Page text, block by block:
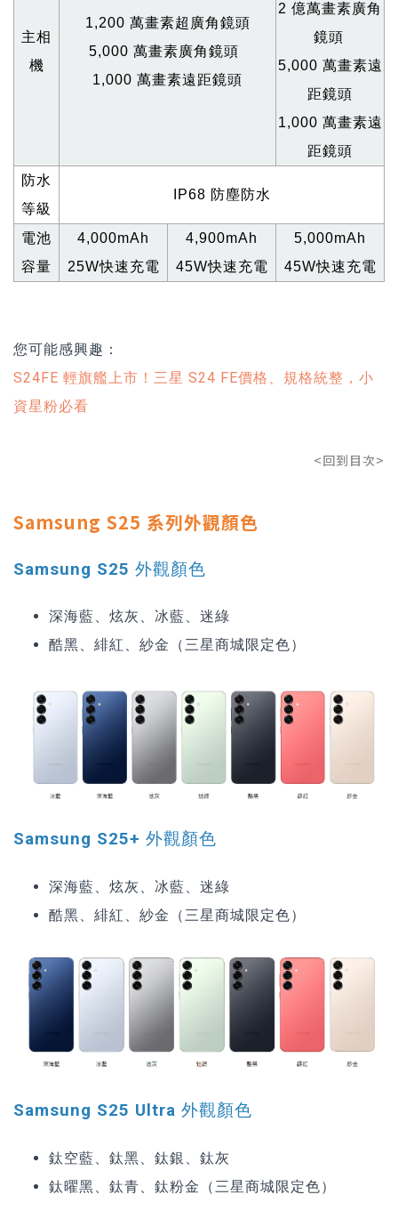
主相
機
1,200 萬畫素超廣角鏡頭
5,000 萬畫素廣角鏡頭
1,000 萬畫素遠距鏡頭
2 億萬畫素廣角
鏡頭
5,000 萬畫素遠
距鏡頭
1,000 萬畫素遠
距鏡頭
防水
等級
IP68 防塵防水
電池
容量
4,000mAh
25W快速充電
4,900mAh
45W快速充電
5,000mAh
45W快速充電
您可能感興趣：
S24FE 輕旗艦上市！三星 S24 FE價格、規格統整，小
資星粉必看
<回到目次>
Samsung S25 系列外觀顏色
Samsung S25 外觀顏色
深海藍、炫灰、冰藍、迷綠
酷黑、緋紅、紗金（三星商城限定色）
Samsung S25+ 外觀顏色
深海藍、炫灰、冰藍、迷綠
酷黑、緋紅、紗金（三星商城限定色）
Samsung S25 Ultra 外觀顏色
鈦空藍、鈦黑、鈦銀、鈦灰
鈦曜黑、鈦青、鈦粉金（三星商城限定色）